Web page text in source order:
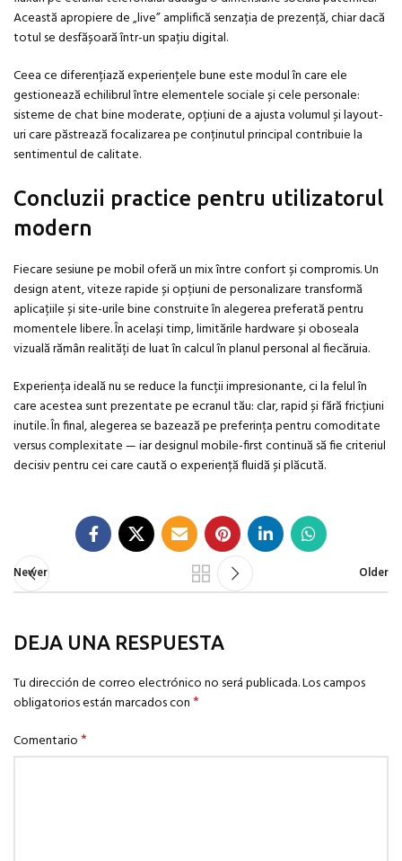
Această apropiere de „live” amplifică senzația de prezență, chiar dacă
totul se desfășoară într-un spațiu digital.
Ceea ce diferențiază experiențele bune este modul în care ele
gestionează echilibrul între elementele sociale și cele personale:
sisteme de chat bine moderate, opțiuni de a ajusta volumul și layout-
uri care păstrează focalizarea pe conținutul principal contribuie la
sentimentul de calitate.
Concluzii practice pentru utilizatorul
modern
Fiecare sesiune pe mobil oferă un mix între confort și compromis. Un
design atent, viteze rapide și opțiuni de personalizare transformă
aplicațiile și site-urile bine construite în alegerea preferată pentru
momentele libere. În același timp, limitările hardware și oboseala
vizuală rămân realități de luat în calcul în planul personal al fiecăruia.
Experiența ideală nu se reduce la funcții impresionante, ci la felul în
care acestea sunt prezentate pe ecranul tău: clar, rapid și fără fricțiuni
inutile. În final, alegerea se bazează pe preferința pentru comoditate
versus complexitate — iar designul mobile-first continuă să fie criteriul
decisiv pentru cei care caută o experiență fluidă și plăcută.
Newer Older
DEJA UNA RESPUESTA
Tu dirección de correo electrónico no será publicada.Los campos
obligatorios están marcados con*
Comentario*